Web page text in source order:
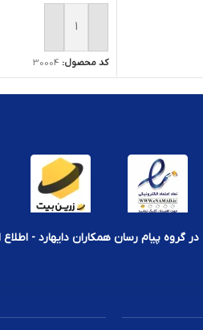
افزودن به سبد خرید
کد محصول: 30004
گروه پیام رسان همکاران دایهارد -